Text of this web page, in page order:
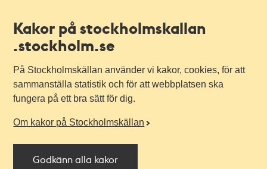
Kakor på stockholmskallan
.stockholm.se
På Stockholmskällan använder vi kakor, cookies, för att
sammanställa statistik och för att webbplatsen ska
fungera på ett bra sätt för dig.
Om kakor på Stockholmskällan
Godkänn alla kakor